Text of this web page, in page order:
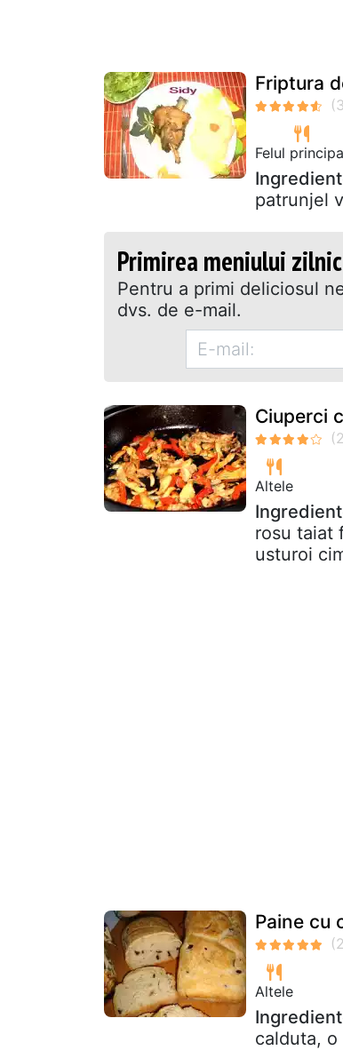
Friptura
Felul
patrunjel
Primirea meniului zilnic
Pentru a primi deliciosul
dvs. de e-mail.
Ciuperci
Altele
rosu taiat
usturoi
Paine cu
Altele
calduta, o